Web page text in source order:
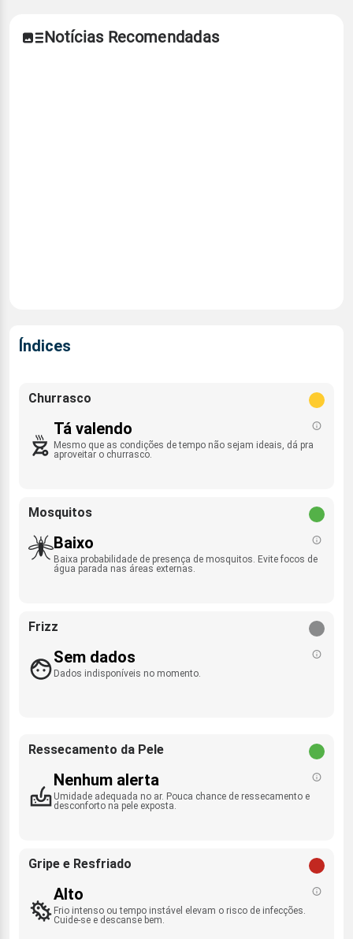
Notícias Recomendadas
Índices
Churrasco
Tá valendo
Mesmo que as condições de tempo não sejam ideais, dá pra
aproveitar o churrasco.
Mosquitos
Baixo
Baixa probabilidade de presença de mosquitos. Evite focos de
água parada nas áreas externas.
Frizz
Sem dados
Dados indisponíveis no momento.
Ressecamento da Pele
Nenhum alerta
Umidade adequada no ar. Pouca chance de ressecamento e
desconforto na pele exposta.
Gripe e Resfriado
Alto
Frio intenso ou tempo instável elevam o risco de infecções.
Cuide-se e descanse bem.